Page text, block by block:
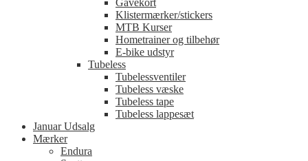
Gavekort
Klistermærker/stickers
MTB Kurser
Hometrainer og tilbehør
E-bike udstyr
Tubeless
Tubelessventiler
Tubeless væske
Tubeless tape
Tubeless lappesæt
Januar Udsalg
Mærker
Endura